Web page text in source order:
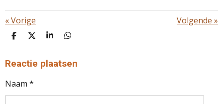
«Vorige Volgende »
D
E
N
D
L
S
R
E
D
E
N
Reactie plaatsen
Naam *